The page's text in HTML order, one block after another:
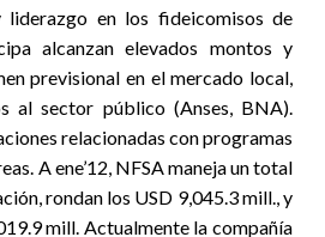
en los fideicomisos de
alcanzan elevados montos y
previsional en el mercado local,
al sector público (Anses, BNA).
relacionadas con programas
A ene’12, NFSA maneja un total
rondan los USD 9,045.3 mill., y
mill. Actualmente la compañía